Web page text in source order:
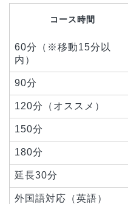
コース時間
60分（※移動15分以
内）
90分
120分（オススメ）
150分
180分
延長30分
外国語対応（英語）